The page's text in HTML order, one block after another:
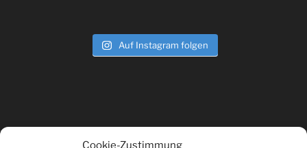
Cookie-Zustimmung
Auf Instagram folgen